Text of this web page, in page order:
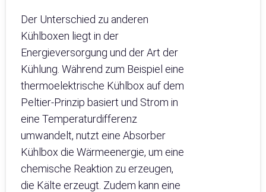
Der Unterschied zu anderen
Kühlboxen liegt in der
Energieversorgung und der Art der
Kühlung. Während zum Beispiel eine
thermoelektrische Kühlbox auf dem
Peltier-Prinzip basiert und Strom in
eine Temperaturdifferenz
umwandelt, nutzt eine Absorber
Kühlbox die Wärmeenergie, um eine
chemische Reaktion zu erzeugen,
die Kälte erzeugt. Zudem kann eine